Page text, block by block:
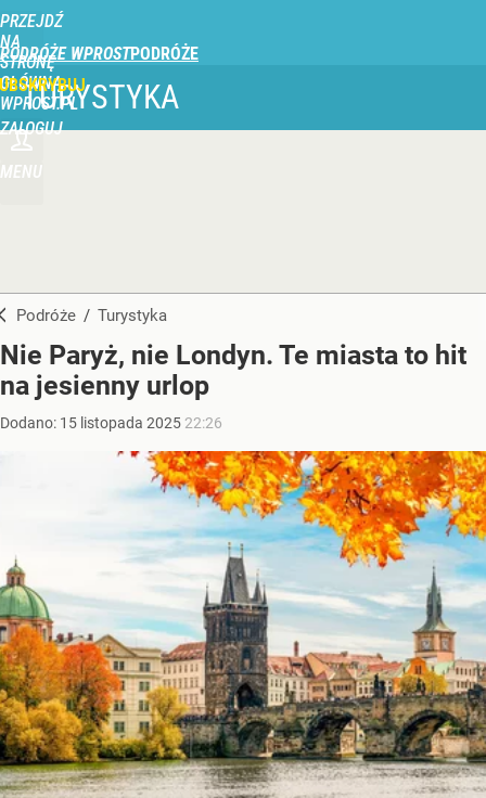
PRZEJDŹ
NA
STRONĘ
GŁÓWNĄ
WPROST.PL
PODRÓŻE WPROST
ZALOGUJ
MENU
TURYSTYKA
Podróże / Turystyka
Nie Paryż, nie Londyn. Te miasta to hit
na jesienny urlop
Dodano: 15 listopada 2025 22:26